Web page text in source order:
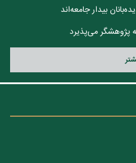
بیدار جامعه‌اند
پژوهشگر می‌پذیرد